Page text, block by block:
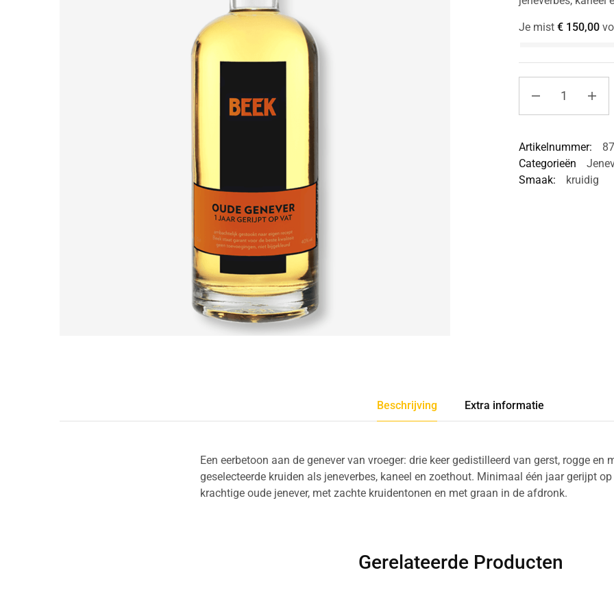
Je mist €150,00
Artikelnummer:
Categorieën
Smaak:
kruidig
Beschrijving Extra informatie
Een eerbetoon aan de genever van vroeger: drie keer gedistilleerd van gerst, rogge en
geselecteerde kruiden als jeneverbes, kaneel en zoethout. Minimaal één jaar gerijpt
krachtige oude jenever, met zachte kruidentonen en met graan in de afdronk.
Gerelateerde Producten